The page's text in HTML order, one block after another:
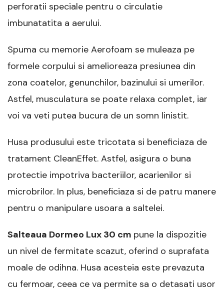
perforatii speciale pentru o circulatie
imbunatatita a aerului.
Spuma cu memorie Aerofoam se muleaza pe
formele corpului si amelioreaza presiunea din
zona coatelor, genunchilor, bazinului si umerilor.
Astfel, musculatura se poate relaxa complet, iar
voi va veti putea bucura de un somn linistit.
Husa produsului este tricotata si beneficiaza de
tratament CleanEffet. Astfel, asigura o buna
protectie impotriva bacteriilor, acarienilor si
microbrilor. In plus, beneficiaza si de patru manere
pentru o manipulare usoara a saltelei.
Salteaua Dormeo Lux 30 cm pune la dispozitie
un nivel de fermitate scazut, oferind o suprafata
moale de odihna. Husa acesteia este prevazuta
cu fermoar, ceea ce va permite sa o detasati usor